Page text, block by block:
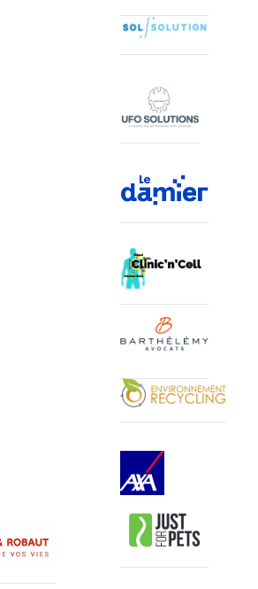
Limagne
Logo Nexbiome
Logo le Damier
Logo Clinic n cell
Logo Barthelemy avocats
Logo AXA